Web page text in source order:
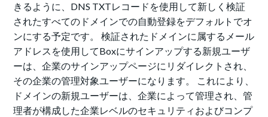
きるように、DNS TXTレコードを使用して新しく検証
されたすべてのドメインでの自動登録をデフォルトでオ
ンにする予定です。 検証されたドメインに属するメール
アドレスを使用してBoxにサインアップする新規ユーザ
ーは、企業のサインアップページにリダイレクトされ、
その企業の管理対象ユーザーになります。 これにより、
ドメインの新規ユーザーは、企業によって管理され、管
理者が構成した企業レベルのセキュリティおよびコンプ